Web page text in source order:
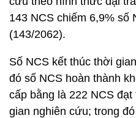
143 NCS chiếm 6,9% số
(143/2062).
Số NCS kết thúc thời
đó số NCS hoàn thành
cấp bằng là 222 NCS
gian nghiên cứu; trong